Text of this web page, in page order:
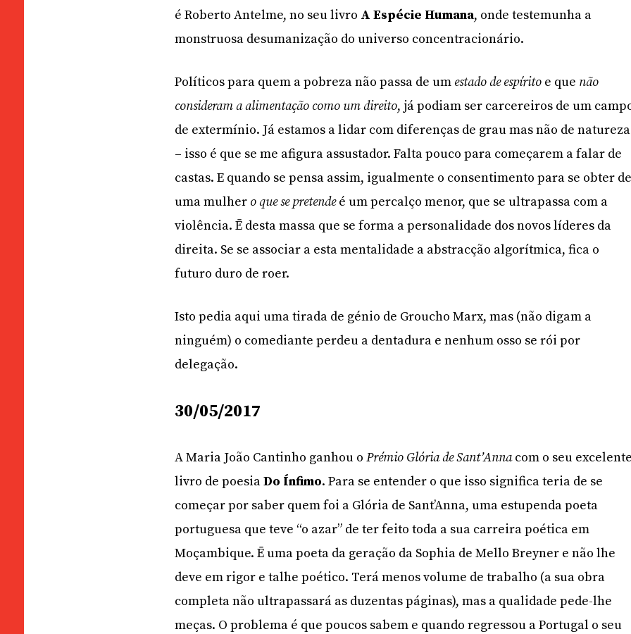
é Roberto Antelme, no seu livro A Espécie Humana, onde testemunha a
monstruosa desumanização do universo concentracionário.
Políticos para quem a pobreza não passa de um estado de espírito e que não
consideram a alimentação como um direito, já podiam ser carcereiros de um
de extermínio. Já estamos a lidar com diferenças de grau mas não de natureza
– isso é que se me afigura assustador. Falta pouco para começarem a falar de
castas. E quando se pensa assim, igualmente o consentimento para se obter
uma mulher o que se pretendeé um percalço menor, que se ultrapassa com a
violência. Ē desta massa que se forma a personalidade dos novos líderes da
direita. Se se associar a esta mentalidade a abstracção algorítmica, fica o
futuro duro de roer.
Isto pedia aqui uma tirada de génio de Groucho Marx, mas (não digam a
ninguém) o comediante perdeu a dentadura e nenhum osso se rói por
delegação.
30/05/2017
A Maria João Cantinho ganhou oPrémio Glória de Sant’Annacom o seu
livro de poesiaDo Ínfimo. Para se entender o que isso significa teria de se
começar por saber quem foi a Glória de Sant’Anna, uma estupenda poeta
portuguesa que teve “o azar” de ter feito toda a sua carreira poética em
Moçambique. Ē uma poeta da geração da Sophia de Mello Breyner e não lhe
deve em rigor e talhe poético. Terá menos volume de trabalho (a sua obra
completa não ultrapassará as duzentas páginas), mas a qualidade pede-lhe
meças. O problema é que poucos sabem e quando regressou a Portugal o seu